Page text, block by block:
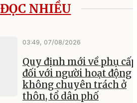
ĐỌC NHIỀU
03:49, 07/08/2026
Quy định mới về phụ cấp
đối với người hoạt động
không chuyên trách ở
thôn, tổ dân phố